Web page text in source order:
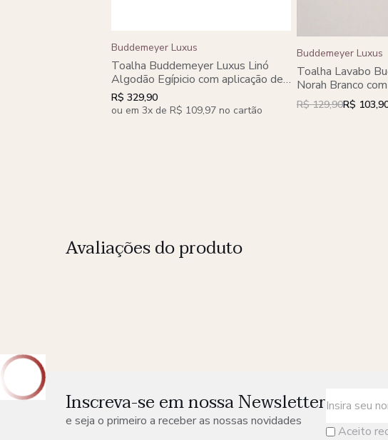
Buddemeyer Luxus
Toalha Buddemeyer Luxus Linó
Algodão Egípicio com aplicação de
Linho
R$ 329,90
ou em 3x de R$ 109,97 no cartão
Buddemeyer Luxus
Toalha Lavabo
Norah Branco
R$ 129,90R$
Avaliações do produto
Inscreva-se em nossa Newsletter
e seja o primeiro a receber as nossas novidades
Aceito